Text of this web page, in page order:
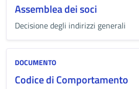
Assemblea dei soci
Decisione degli indirizzi generali
DOCUMENTO
Codice di Comportamento